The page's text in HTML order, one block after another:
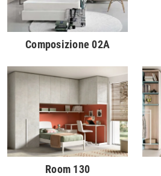
Composizione 02A
Room 130